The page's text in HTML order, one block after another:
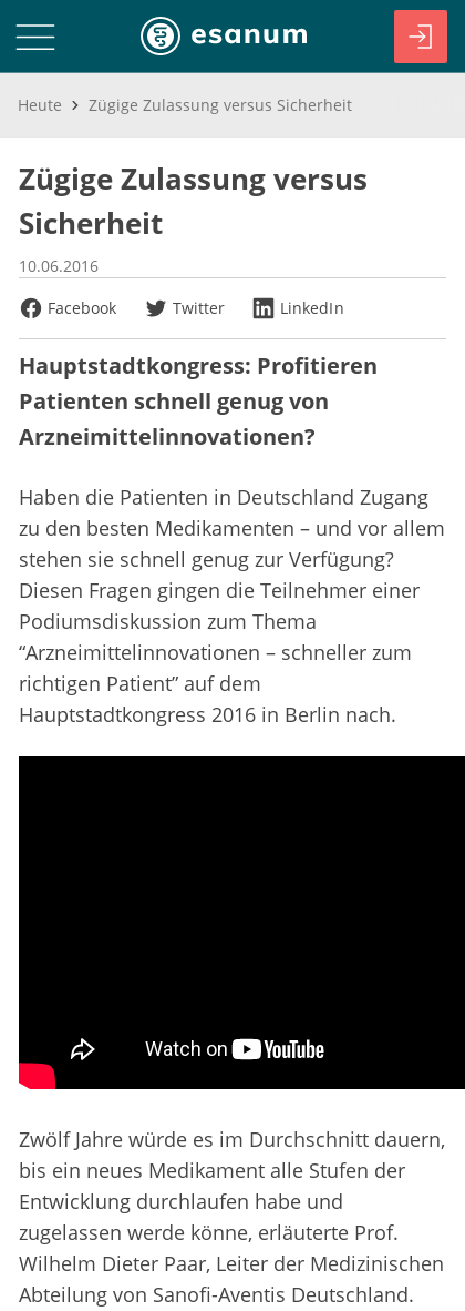
Heute Zügige Zulassung versus Sicherheit
Zügige Zulassung versus
Sicherheit
10.06.2016
Facebook
Twitter LinkedIn
Hauptstadtkongress: Profitieren
Patienten schnell genug von
Arzneimittelinnovationen?
Haben die Patienten in Deutschland Zugang
zu den besten Medikamenten – und vor allem
stehen sie schnell genug zur Verfügung?
Diesen Fragen gingen die Teilnehmer einer
Podiumsdiskussion zum Thema
“Arzneimittelinnovationen – schneller zum
richtigen Patient” auf dem
Hauptstadtkongress 2016 in Berlin nach.
Zwölf Jahre würde es im Durchschnitt dauern,
bis ein neues Medikament alle Stufen der
Entwicklung durchlaufen habe und
zugelassen werde könne, erläuterte Prof.
Wilhelm Dieter Paar, Leiter der Medizinischen
Abteilung von Sanofi-Aventis Deutschland.